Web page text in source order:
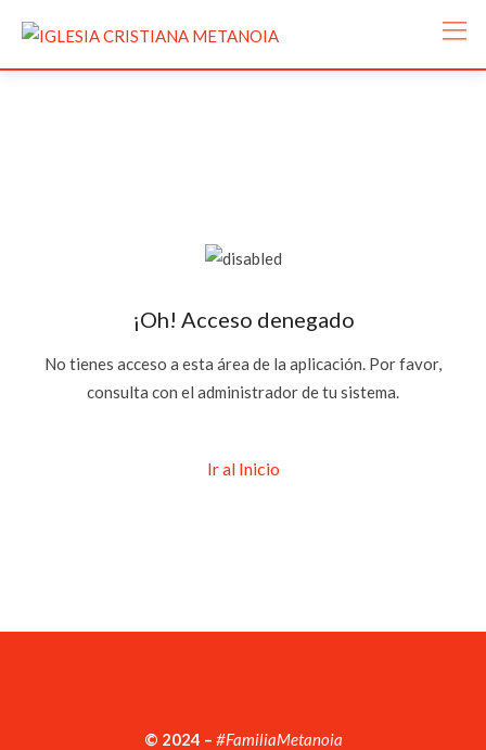
¡Oh! Acceso denegado
No tienes acceso a esta área de la aplicación. Por favor,
consulta con el administrador de tu sistema.
Ir al Inicio
© 2024 – #FamiliaMetanoia